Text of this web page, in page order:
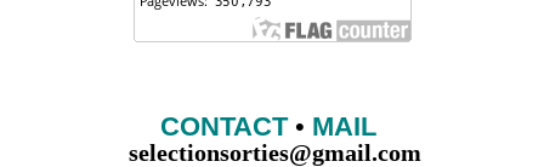
CONTACT• MAIL
selectionsorties@gmail.com